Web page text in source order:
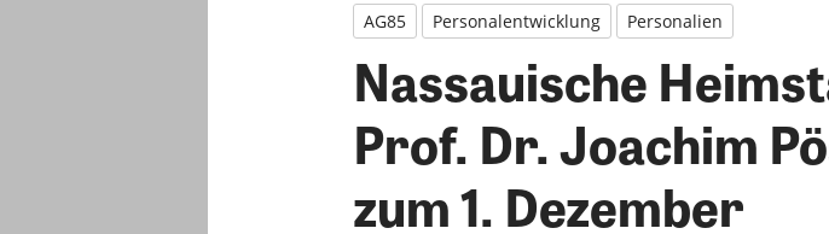
AG85 Personalentwicklung Personalien
Nassauische
Prof. Dr. Joachim
zum 1. Dezember